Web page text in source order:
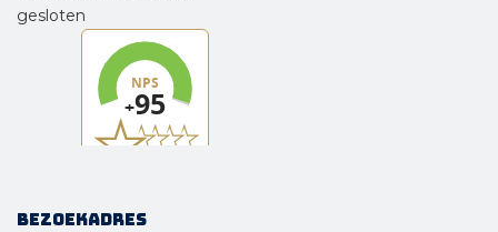
gesloten
Bezoekadres